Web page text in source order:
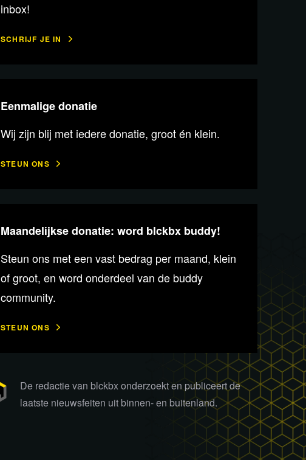
inbox!
SCHRIJF JE IN
Eenmalige donatie
Wij zijn blij met iedere donatie, groot én klein.
STEUN ONS
Maandelijkse donatie: word blckbx buddy!
Steun ons met een vast bedrag per maand, klein
of groot, en word onderdeel van de buddy
community.
STEUN ONS
De redactie van blckbx onderzoekt en publiceert de
laatste nieuwsfeiten uit binnen- en buitenland.